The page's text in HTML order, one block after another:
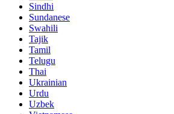
Sindhi
Sundanese
Swahili
Tajik
Tamil
Telugu
Thai
Ukrainian
Urdu
Uzbek